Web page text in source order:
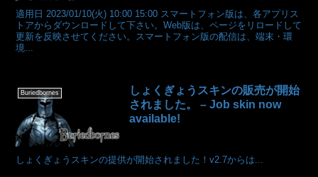
適用日 2023/01/10(火) 10:00 15:00 スマートフォン版は、各アプリス
トアからダウンロードして下さい。Web版は、ページをリロードして
更新を反映させてください。スマートフォン版の配信は、端末・環
境...
Buriedbornes
しょくぎょうスキンの販売が開始
されました。 – Job skin now
available!
しょくぎょうスキンの提供が開始されました！v2.7からは...